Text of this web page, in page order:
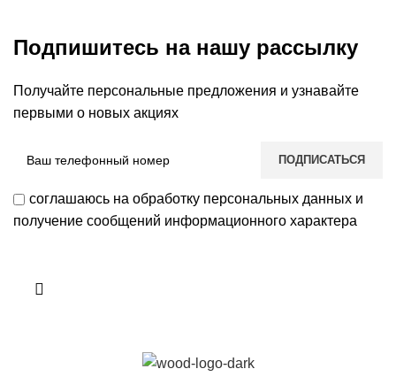
Подпишитесь на нашу рассылку
Получайте персональные предложения и узнавайте
первыми о новых акциях
соглашаюсь на обработку персональных данных и
получение сообщений информационного характера